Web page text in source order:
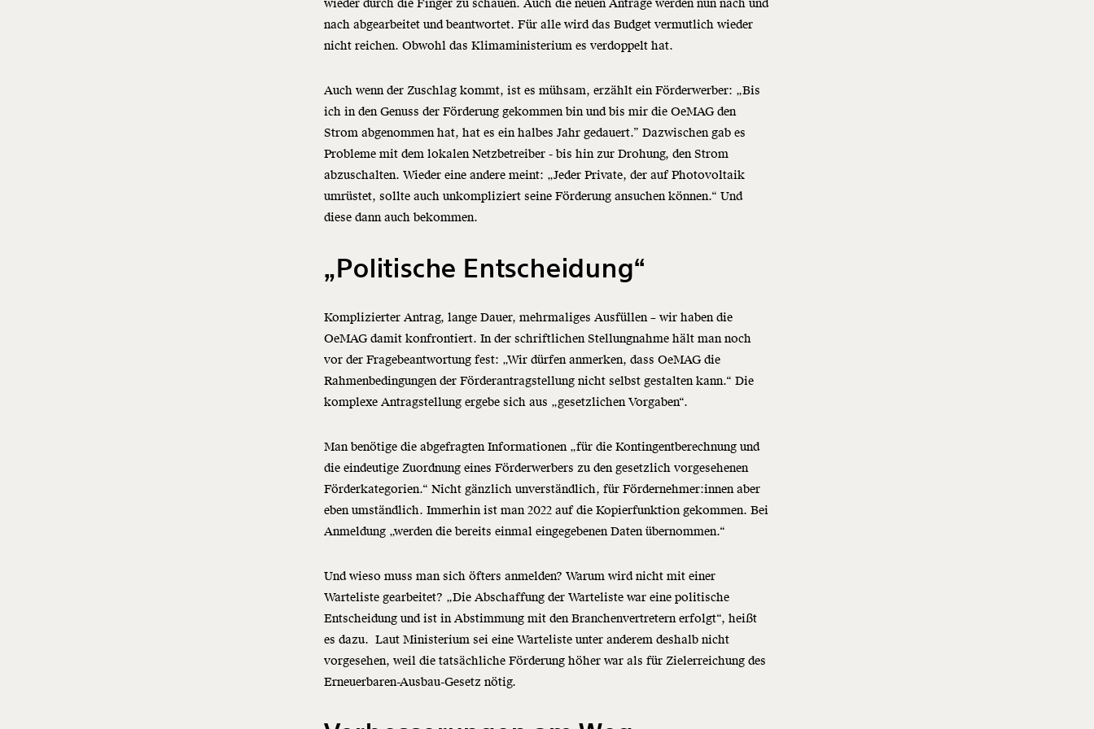
wieder durch die Finger zu schauen. Auch die neuen Anträge werden nun nach und
nach abgearbeitet und beantwortet. Für alle wird das Budget vermutlich wieder
nicht reichen. Obwohl das Klimaministerium es verdoppelt hat.
Auch wenn der Zuschlag kommt, ist es mühsam, erzählt ein Förderwerber: „Bis
ich in den Genuss der Förderung gekommen bin und bis mir die OeMAG den
Strom abgenommen hat, hat es ein halbes Jahr gedauert.” Dazwischen gab es
Probleme mit dem lokalen Netzbetreiber - bis hin zur Drohung, den Strom
abzuschalten. Wieder eine andere meint: „Jeder Private, der auf Photovoltaik
umrüstet, sollte auch unkompliziert seine Förderung ansuchen können.“ Und
diese dann auch bekommen.
„Politische Entscheidung“
Komplizierter Antrag, lange Dauer, mehrmaliges Ausfüllen – wir haben die
OeMAG damit konfrontiert. In der schriftlichen Stellungnahme hält man noch
vor der Fragebeantwortung fest: „Wir dürfen anmerken, dass OeMAG die
Rahmenbedingungen der Förderantragstellung nicht selbst gestalten kann.“ Die
komplexe Antragstellung ergebe sich aus „gesetzlichen Vorgaben“.
Man benötige die abgefragten Informationen „für die Kontingentberechnung und
die eindeutige Zuordnung eines Förderwerbers zu den gesetzlich vorgesehenen
Förderkategorien.“ Nicht gänzlich unverständlich, für Fördernehmer:innen aber
eben umständlich. Immerhin ist man 2022 auf die Kopierfunktion gekommen. Bei
Anmeldung „werden die bereits einmal eingegebenen Daten übernommen.“
Und wieso muss man sich öfters anmelden? Warum wird nicht mit einer
Warteliste gearbeitet? „Die Abschaffung der Warteliste war eine politische
Entscheidung und ist in Abstimmung mit den Branchenvertretern erfolgt“, heißt
es dazu. Laut Ministerium sei eine Warteliste unter anderem deshalb nicht
vorgesehen, weil die tatsächliche Förderung höher war als für Zielerreichung des
Erneuerbaren-Ausbau-Gesetz nötig.